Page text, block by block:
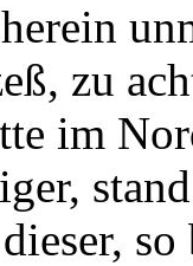
zu
im